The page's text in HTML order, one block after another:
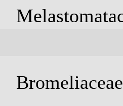
Bromeliaceae